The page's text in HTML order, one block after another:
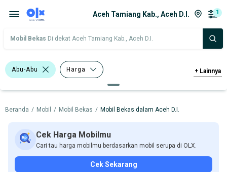
Aceh Tamiang Kab., Aceh D.I. 1
Mobil Bekas Di dekat Aceh Tamiang Kab., Aceh D.I.
Abu-Abu Harga
Merek Dan Model Tahun
Tipe Bodi Tipe Membership
+ Lainnya
Beranda / Mobil / Mobil Bekas / Mobil Bekas dalam Aceh D.I.
Cek Harga Mobilmu
Cari tau harga mobilmu berdasarkan mobil serupa di OLX.
Cek Sekarang